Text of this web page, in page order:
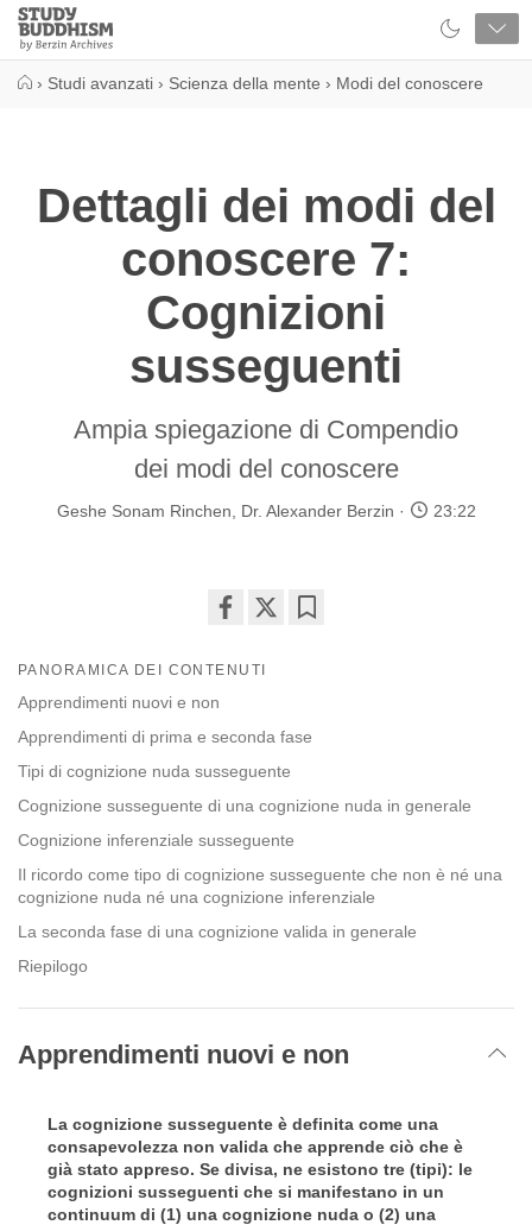
Close
Study
Buddhism
› Studi avanzati › Scienza della mente › Modi del conoscere
Dettagli dei modi del
conoscere 7:
Cognizioni
susseguenti
Ampia spiegazione di Compendio
dei modi del conoscere
Geshe Sonam Rinchen Dr. Alexander Berzin 23:22
on
PANORAMICA DEI CONTENUTI
Apprendimenti nuovi e non
Apprendimenti di prima e seconda fase
Tipi di cognizione nuda susseguente
Cognizione susseguente di una cognizione nuda in generale
Cognizione inferenziale susseguente
Il ricordo come tipo di cognizione susseguente che non è né una
cognizione nuda né una cognizione inferenziale
La seconda fase di una cognizione valida in generale
Riepilogo
Apprendimenti nuovi e non
La cognizione susseguente è definita come una
consapevolezza non valida che apprende ciò che è
già stato appreso. Se divisa, ne esistono tre (tipi): le
cognizioni susseguenti che si manifestano in un
continuum di (1) una cognizione nuda o (2) una